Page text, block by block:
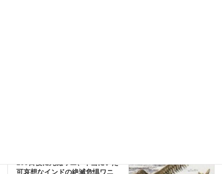
100日後に死ぬワニ、本当にいた
可哀想なインドの絶滅危惧ワニ